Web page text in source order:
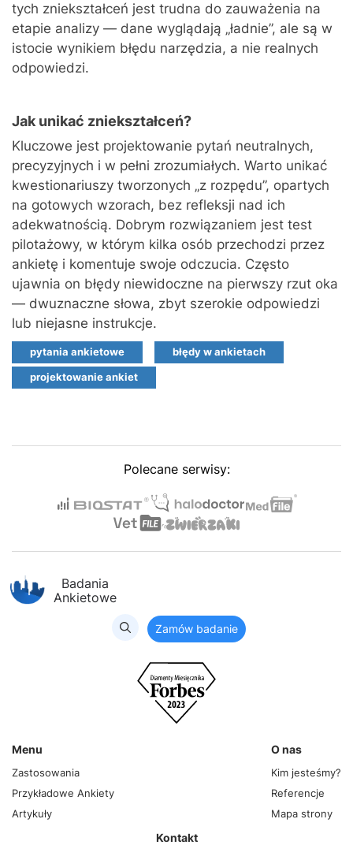
tych zniekształceń jest trudna do zauważenia na
etapie analizy — dane wyglądają „ładnie”, ale są w
istocie wynikiem błędu narzędzia, a nie realnych
odpowiedzi.
Jak unikać zniekształceń?
Kluczowe jest projektowanie pytań neutralnych,
precyzyjnych i w pełni zrozumiałych. Warto unikać
kwestionariuszy tworzonych „z rozpędu”, opartych
na gotowych wzorach, bez refleksji nad ich
adekwatnością. Dobrym rozwiązaniem jest test
pilotażowy, w którym kilka osób przechodzi przez
ankietę i komentuje swoje odczucia. Często
ujawnia on błędy niewidoczne na pierwszy rzut oka
— dwuznaczne słowa, zbyt szerokie odpowiedzi
lub niejasne instrukcje.
pytania ankietowe błędy w ankietach
projektowanie ankiet
Polecane serwisy:
Badania
Ankietowe
Zamów badanie
Menu
Zastosowania
Przykładowe Ankiety
Artykuły
O nas
Kim jesteśmy?
Referencje
Mapa strony
Kontakt